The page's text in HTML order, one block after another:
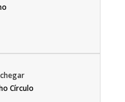
Círculo